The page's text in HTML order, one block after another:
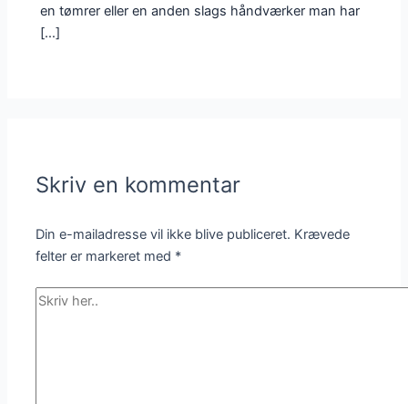
en tømrer eller en anden slags håndværker man har
[…]
Skriv en kommentar
Din e-mailadresse vil ikke blive publiceret. Krævede
felter er markeret med *
Skriv